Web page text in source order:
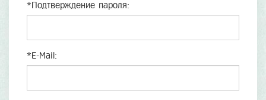
*Подтверждение пароля:
*E-Mail: